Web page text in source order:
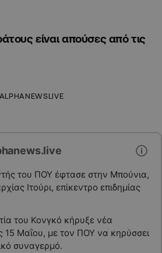
είναι απούσες από τις
ALPHANEWSLIVE
του ΠΟΥ έφτασε στην Μπούνια,
Ιτούρι, επίκεντρο επιδημίας
του Κονγκό κήρυξε νέα
15 Μαΐου, με τον ΠΟΥ να κηρύσσει
συναγερμό.